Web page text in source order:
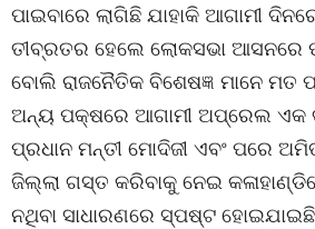
ପାଇବାରେ ଲାଗିଛି ଯାହାକି ଆଗାମୀ
ତୀବ୍ରତର ହେଲେ ଲୋକସଭା ଆସନରେ
ବୋଲି ରାଜନୈତିକ ବିଶେଷଜ୍ଞ ମାନେ ମତ
ଅନ୍ୟ ପକ୍ଷରେ ଆଗାମୀ ଅପ୍ରେଲ ଏକ
ପ୍ରଧାନ ମନ୍ତୀ ମୋଦିଜୀ ଏବଂ ପରେ
ଜିଲ୍ଲା ଗସ୍ତ କରିବାକୁ ନେଇ
ନଥିବା ସାଧାରଣରେ ସ୍ପଷ୍ଟ